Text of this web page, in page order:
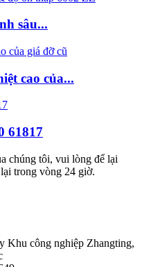
sâu...
cao của...
61817
chúng tôi, vui lòng để lại
trong vòng 24 giờ.
Khu công nghiệp Zhangting,